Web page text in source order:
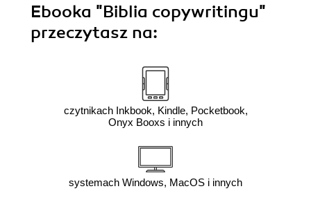
Ebooka "Biblia copywritingu"
przeczytasz na:
czytnikach Inkbook, Kindle, Pocketbook,
Onyx Booxs i innych
systemach Windows, MacOS i innych